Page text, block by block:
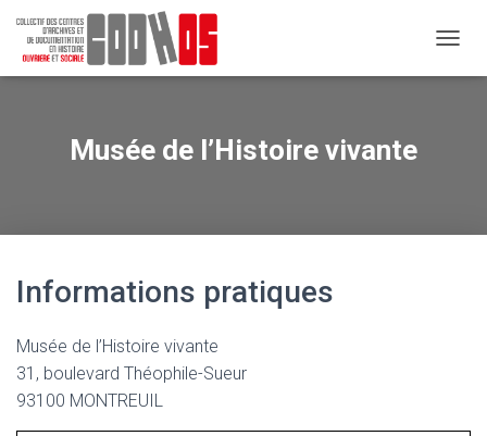
É
Musée de l’Histoire vivante
Informations pratiques
Musée de l’Histoire vivante
31, boulevard Théophile-Sueur
93100 MONTREUIL